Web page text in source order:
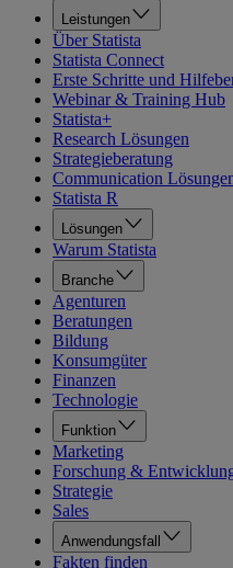
Leistungen
Über Statista
Statista Connect
Erste Schritte und
Webinar & Training Hub
Statista+
Research Lösungen
Strategieberatung
Communication
Statista R
Lösungen
Warum Statista
Branche
Agenturen
Beratungen
Bildung
Konsumgüter
Finanzen
Technologie
Funktion
Marketing
Forschung &
Strategie
Sales
Anwendungsfall
Fakten finden